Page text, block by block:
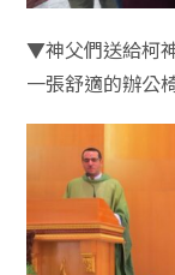
▼神父們送給柯
一張舒適的辦公